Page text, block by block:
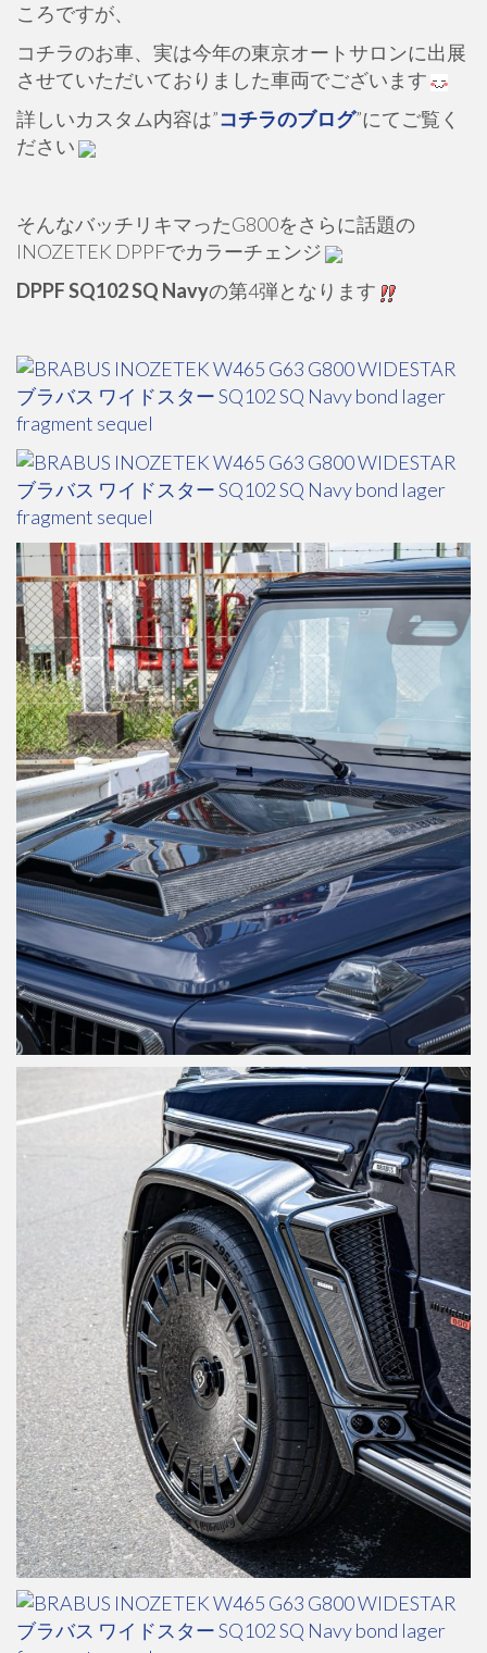
ころですが、
コチラのお車、実は今年の東京オートサロンに出展
させていただいておりました車両でございます
詳しいカスタム内容は”コチラのブログ”にてご覧く
ださい
そんなバッチリキマったG800をさらに話題の
INOZETEK DPPFでカラーチェンジ
DPPF SQ102 SQ Navyの第4弾となります